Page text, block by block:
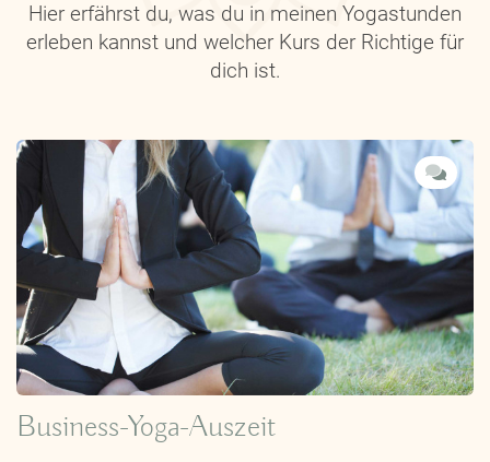
Hier erfährst du, was du in meinen Yogastunden
erleben kannst und welcher Kurs der Richtige für
dich ist.
Business-Yoga-Auszeit